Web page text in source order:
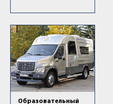
Образовательный